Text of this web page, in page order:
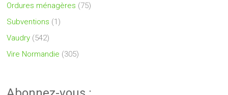
Ordures ménagères (75)
Subventions (1)
Vaudry (542)
Vire Normandie (305)